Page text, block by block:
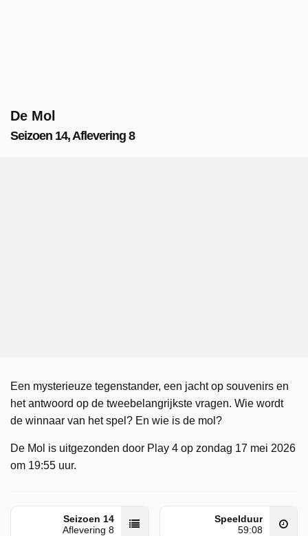
De Mol
Seizoen 14, Aflevering 8
Een mysterieuze tegenstander, een jacht op souvenirs en
het antwoord op de tweebelangrijkste vragen. Wie wordt
de winnaar van het spel? En wie is de mol?
De Mol is uitgezonden door Play 4 op zondag 17 mei 2026
om 19:55 uur.
Seizoen 14
Aflevering 8
Speelduur
59:08